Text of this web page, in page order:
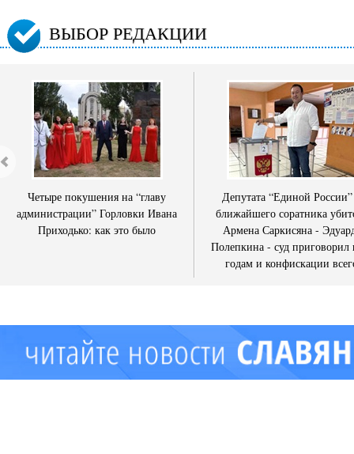
ВЫБОР РЕДАКЦИИ
Четыре покушения на “главу
администрации” Горловки Ивана
Приходько: как это было
Депутата “Единой
ближайшего соратника
Армена Саркисяна -
Полепкина - суд приговорил
годам и конфискации